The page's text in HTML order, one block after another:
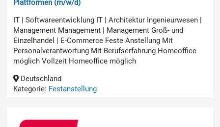
Plattformen (m/w/d)
IT | Softwareentwicklung IT | Architektur Ingenieurwesen |
Management Management | Management Groß- und
Einzelhandel | E-Commerce Feste Anstellung Mit
Personalverantwortung Mit Berufserfahrung Homeoffice
möglich Vollzeit Homeoffice möglich
Deutschland
Kategorie: Festanstellung